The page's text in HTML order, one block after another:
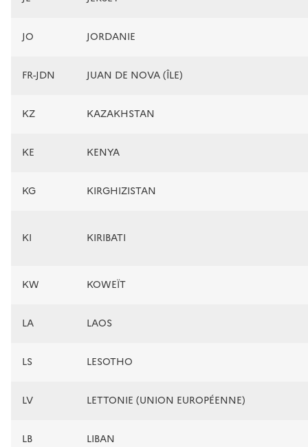
JO JORDANIE
FR-JDN JUAN DE NOVA (ÎLE)
KZ KAZAKHSTAN
KE KENYA
KG KIRGHIZISTAN
KI KIRIBATI
KW KOWEÏT
LA LAOS
LS LESOTHO
LV LETTONIE (UNION EUROPÉENNE)
LB LIBAN